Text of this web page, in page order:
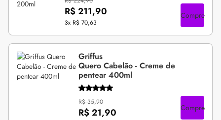
R$ 211,90
3x R$ 70,63
Compre
Griffus
Quero Cabelão - Creme de
pentear 400ml
R$ 35,90
R$ 21,90 Compre